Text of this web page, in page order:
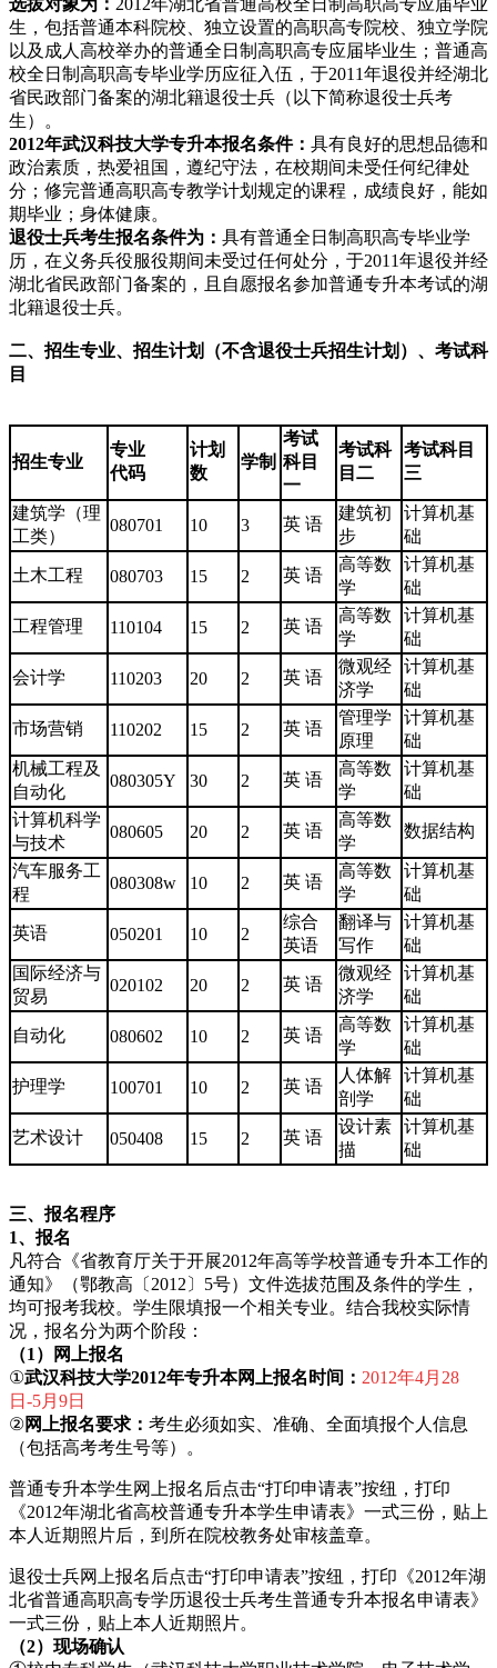
生，包括普通本科院校、独立设置的高职高专院校、独立学院
以及成人高校举办的普通全日制高职高专应届毕业生；普通高
校全日制高职高专毕业学历应征入伍，于2011年退役并经湖北
省民政部门备案的湖北籍退役士兵（以下简称退役士兵考
生）。
2012年武汉科技大学专升本报名条件： 具有良好的思想品德和
政治素质，热爱祖国，遵纪守法，在校期间未受任何纪律处
分；修完普通高职高专教学计划规定的课程，成绩良好，能如
期毕业；身体健康。
退役士兵考生报名条件为： 具有普通全日制高职高专毕业学
历，在义务兵役服役期间未受过任何处分，于2011年退役并经
湖北省民政部门备案的，且自愿报名参加普通专升本考试的湖
北籍退役士兵。
二、招生专业、招生计划（不含退役士兵招生计划）、考试科
目
招生专业
专业
代码
计划
数
学制
考试
科目
一
考试科
目二
考试科目
三
建筑学（理
工类）
080701 10 3 英 语
建筑初
步
计算机基
础
土木工程 080703 15 2 英 语
高等数
学
计算机基
础
工程管理 110104 15 2 英 语
高等数
学
计算机基
础
会计学 110203 20 2 英 语
微观经
济学
计算机基
础
市场营销 110202 15 2 英 语
管理学
原理
计算机基
础
机械工程及
自动化
080305Y 30 2 英 语
高等数
学
计算机基
础
计算机科学
与技术
080605 20 2 英 语
高等数
学
数据结构
汽车服务工
程
080308w 10 2 英 语
高等数
学
计算机基
础
英语 050201 10 2
综合
英语
翻译与
写作
计算机基
础
国际经济与
贸易
020102 20 2 英 语
微观经
济学
计算机基
础
自动化 080602 10 2 英 语
高等数
学
计算机基
础
护理学 100701 10 2 英 语
人体解
剖学
计算机基
础
艺术设计 050408 15 2 英 语
设计素
描
计算机基
础
三、报名程序
1、报名
凡符合《省教育厅关于开展2012年高等学校普通专升本工作的
通知》（鄂教高〔2012〕5号）文件选拔范围及条件的学生，
均可报考我校。学生限填报一个相关专业。结合我校实际情
况，报名分为两个阶段：
（1）网上报名
①武汉科技大学2012年专升本网上报名时间： 2012年4月28
日-5月9日
②网上报名要求： 考生必须如实、准确、全面填报个人信息
（包括高考考生号等）。
普通专升本学生网上报名后点击“打印申请表”按纽，打印
《2012年湖北省高校普通专升本学生申请表》一式三份，贴上
本人近期照片后，到所在院校教务处审核盖章。
退役士兵网上报名后点击“打印申请表”按纽，打印《2012年湖
北省普通高职高专学历退役士兵考生普通专升本报名申请表》
一式三份，贴上本人近期照片。
（2）现场确认